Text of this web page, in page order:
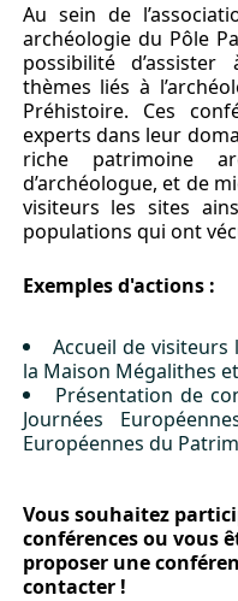
Au sein de
archéologie du Pôle
possibilité
thèmes liés à
Préhistoire. Ces
experts dans leur
riche patrimoine
d’archéologue, et de
visiteurs les sites
populations qui ont
Exemples d'actions :
Accueil de visiteurs
la Maison Mégalithes
Présentation de
Journées
Européennes du
Vous souhaitez
conférences ou vous
proposer une
contacter !